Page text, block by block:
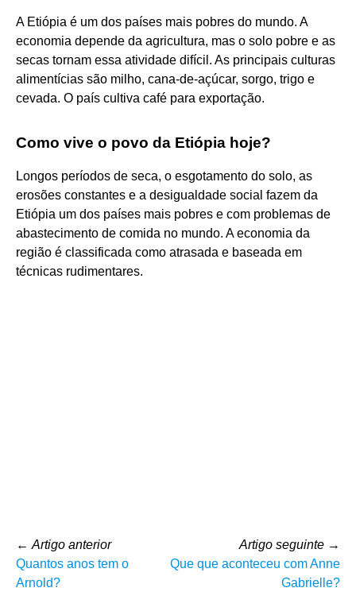
A Etiópia é um dos países mais pobres do mundo. A
economia depende da agricultura, mas o solo pobre e as
secas tornam essa atividade difícil. As principais culturas
alimentícias são milho, cana-de-açúcar, sorgo, trigo e
cevada. O país cultiva café para exportação.
Como vive o povo da Etiópia hoje?
Longos períodos de seca, o esgotamento do solo, as
erosões constantes e a desigualdade social fazem da
Etiópia um dos países mais pobres e com problemas de
abastecimento de comida no mundo. A economia da
região é classificada como atrasada e baseada em
técnicas rudimentares.
← Artigo anterior
Quantos anos tem o
Arnold?
Artigo seguinte →
Que que aconteceu com Anne
Gabrielle?